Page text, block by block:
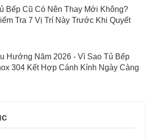
Bếp Cũ Có Nên Thay Mới Không?
Tra 7 Vị Trí Này Trước Khi Quyết
Hướng Năm 2026 - Vì Sao Tủ Bếp
304 Kết Hợp Cánh Kính Ngày Càng